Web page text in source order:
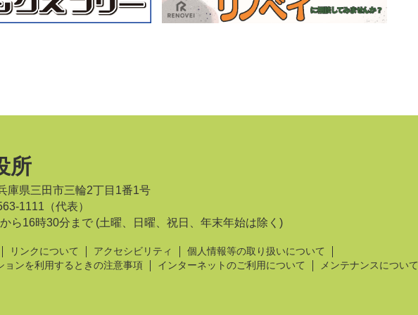
所
県三田市三輪2丁目1番1号
1111（代表）
ら16時30分まで (土曜、日曜、祝日、年末年始は除く)
リンクについて アクセシビリティ
個人情報等の取り扱いについて
ョンを利用するときの注意事項
インターネットのご利用について
メンテナンスについて